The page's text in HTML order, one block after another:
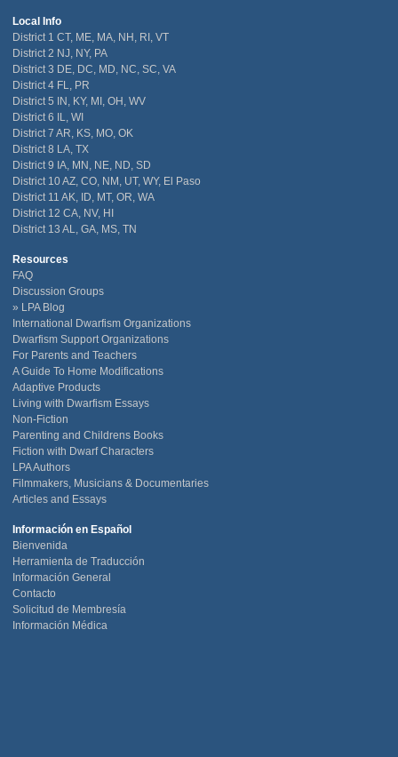
Local Info
District 1 CT, ME, MA, NH, RI, VT
District 2 NJ, NY, PA
District 3 DE, DC, MD, NC, SC, VA
District 4 FL, PR
District 5 IN, KY, MI, OH, WV
District 6 IL, WI
District 7 AR, KS, MO, OK
District 8 LA, TX
District 9 IA, MN, NE, ND, SD
District 10 AZ, CO, NM, UT, WY, El Paso
District 11 AK, ID, MT, OR, WA
District 12 CA, NV, HI
District 13 AL, GA, MS, TN
Resources
FAQ
Discussion Groups
LPA Blog
International Dwarfism Organizations
Dwarfism Support Organizations
For Parents and Teachers
A Guide To Home Modifications
Adaptive Products
Living with Dwarfism Essays
Non-Fiction
Parenting and Childrens Books
Fiction with Dwarf Characters
LPA Authors
Filmmakers, Musicians & Documentaries
Articles and Essays
Información en Español
Bienvenida
Herramienta de Traducción
Información General
Contacto
Solicitud de Membresía
Información Médica